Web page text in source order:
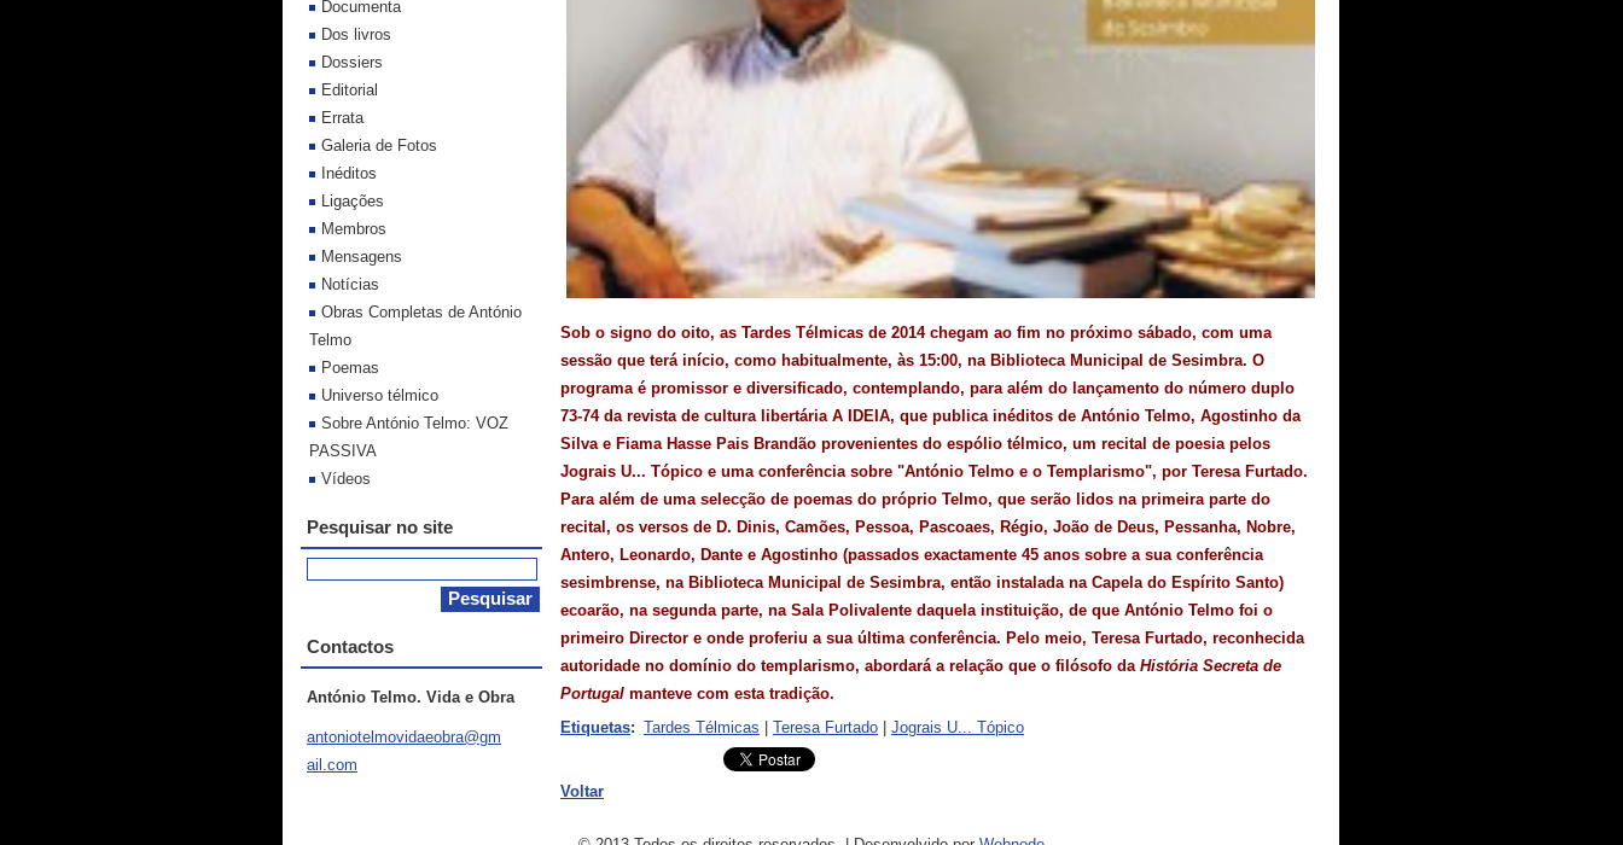
Sob o signo do oito, as Tardes Télmicas de 2014 chegam ao fim no próximo sábado, com uma
sessão que terá início, como habitualmente, às 15:00, na Biblioteca Municipal de Sesimbra. O
programa é promissor e diversificado, contemplando, para além do lançamento do número duplo
73-74 da revista de cultura libertária A IDEIA, que publica inéditos de António Telmo, Agostinho da
Silva e Fiama Hasse Pais Brandão provenientes do espólio télmico, um recital de poesia pelos
Jograis U... Tópico e uma conferência sobre "António Telmo e o Templarismo", por Teresa Furtado.
Para além de uma selecção de poemas do próprio Telmo, que serão lidos na primeira parte do
recital, os versos de D. Dinis, Camões, Pessoa, Pascoaes, Régio, João de Deus, Pessanha, Nobre,
Antero, Leonardo, Dante e Agostinho (passados exactamente 45 anos sobre a sua conferência
sesimbrense, na Biblioteca Municipal de Sesimbra, então instalada na Capela do Espírito Santo)
ecoarão, na segunda parte, na Sala Polivalente daquela instituição, de que António Telmo foi o
primeiro Director e onde proferiu a sua última conferência. Pelo meio, Teresa Furtado, reconhecida
autoridade no domínio do templarismo, abordará a relação que o filósofo da História Secreta de
Portugal manteve com esta tradição.
Etiquetas: Tardes Télmicas Teresa Furtado Jograis U... Tópico
Voltar
Documenta
Dos livros
Dossiers
Editorial
Errata
Galeria de Fotos
Inéditos
Ligações
Membros
Mensagens
Notícias
Obras Completas de António
Telmo
Poemas
Universo télmico
Sobre António Telmo: VOZ
PASSIVA
Vídeos
Pesquisar no site
Contactos
António Telmo. Vida e Obra
antoniotelmovidaeobra@gm
ail.com